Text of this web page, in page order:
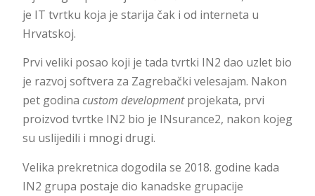
je IT tvrtku koja je starija čak i od interneta u
Hrvatskoj.
Prvi veliki posao koji je tada tvrtki IN2 dao uzlet bio
je razvoj softvera za Zagrebački velesajam. Nakon
pet godina custom developmentprojekata, prvi
proizvod tvrtke IN2 bio je INsurance2, nakon kojeg
su uslijedili i mnogi drugi.
Velika prekretnica dogodila se 2018. godine kada
IN2 grupa postaje dio kanadske grupacije